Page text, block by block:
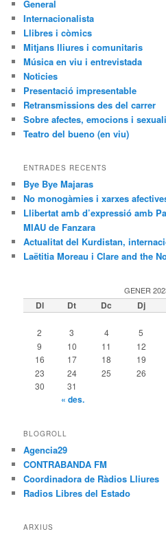
General
Internacionalista
Llibres i còmics
Mitjans lliures i comunitaris
Música en viu i entrevistada
Noticies
Presentació impresentable
Retransmissions des del carrer
Sobre afectes, emocions i
Teatro del bueno (en viu)
ENTRADES RECENTS
Bye Bye Majaras
No monogàmies i xarxes
Llibertat amb d’expressió amb
MIAU de Fanzara
Actualitat del Kurdistan,
Laëtitia Moreau i Clare and the
GENER
Dl Dt Dc Dj
2
3 4 5
9 10 11 12
16
17 18 19
23 24 25 26
30
31
« des.
BLOGROLL
Agencia29
CONTRABANDA FM
Coordinadora de Ràdios Lliures
Radios Libres del Estado
ARXIUS